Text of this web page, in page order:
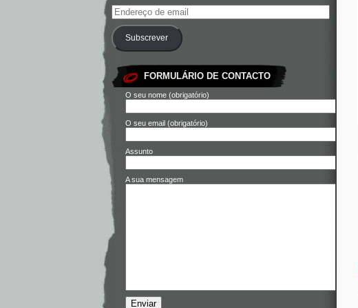
Subscrever
FORMULÁRIO DE CONTACTO
O seu nome (obrigatório)
O seu email (obrigatório)
Assunto
A sua mensagem